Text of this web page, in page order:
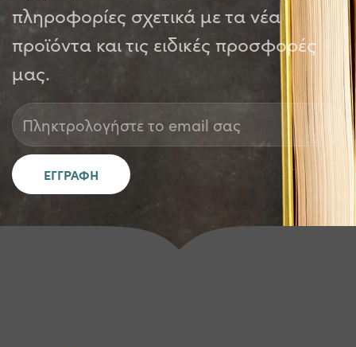
πληροφορίες σχετικά με τα νέα
προϊόντα και τις ειδικές προσφορές
μας.